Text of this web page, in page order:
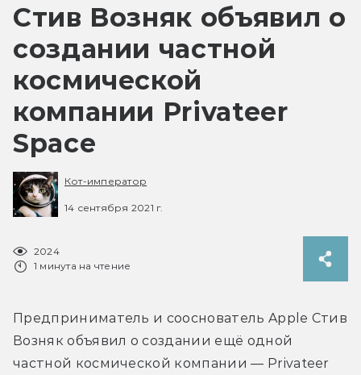
Стив Возняк объявил о
создании частной
космической
компании Privateer
Space
Кот-император
14 сентября 2021 г.
2024
1 минута на чтение
Предприниматель и сооснователь Apple Стив
Возняк объявил о создании ещё одной
частной космической компании — Privateer